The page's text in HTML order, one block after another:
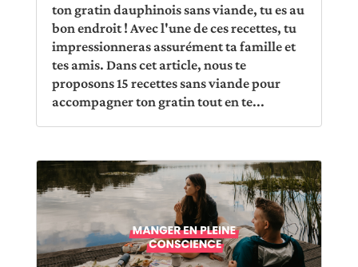
ton gratin dauphinois sans viande, tu es au
bon endroit ! Avec l'une de ces recettes, tu
impressionneras assurément ta famille et
tes amis. Dans cet article, nous te
proposons 15 recettes sans viande pour
accompagner ton gratin tout en te...